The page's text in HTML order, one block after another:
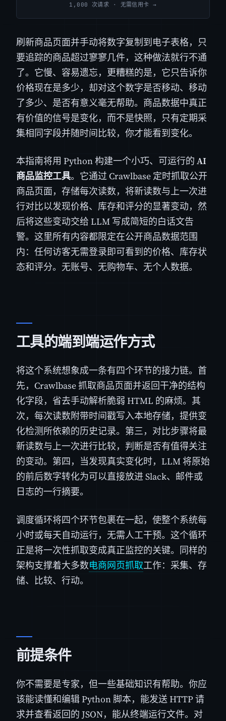
1,000 次请求 · 无需信用卡 →
刷新商品页面并手动将数字复制到电子表格，只
要追踪的商品超过寥寥几件，这种做法就行不通
了。它慢、容易遗忘，更糟糕的是，它只告诉你
价格现在是多少，却对这个数字是否移动、移动
了多少、是否有意义毫无帮助。商品数据中真正
有价值的信号是变化，而不是快照，只有定期采
集相同字段并随时间比较，你才能看到变化。
本指南将用 Python 构建一个小巧、可运行的 AI
商品监控工具。它通过 Crawlbase 定时抓取公开
商品页面，存储每次读数，将新读数与上一次进
行对比以发现价格、库存和评分的显著变动，然
后将这些变动交给 LLM 写成简短的白话文告
警。这里所有内容都限定在公开商品数据范围
内：任何访客无需登录即可看到的价格、库存状
态和评分。无账号、无购物车、无个人数据。
工具的端到端运作方式
将这个系统想象成一条有四个环节的接力链。首
先，Crawlbase 抓取商品页面并返回干净的结构
化字段，省去手动解析脆弱 HTML 的麻烦。其
次，每次读数附带时间戳写入本地存储，提供变
化检测所依赖的历史记录。第三，对比步骤将最
新读数与上一次进行比较，判断是否有值得关注
的变动。第四，当发现真实变化时，LLM 将原始
的前后数字转化为可以直接放进 Slack、邮件或
日志的一行摘要。
调度循环将四个环节包裹在一起，使整个系统每
小时或每天自动运行，无需人工干预。这个循环
正是将一次性抓取变成真正监控的关键。同样的
架构支撑着大多数电商网页抓取工作：采集、存
储、比较、行动。
前提条件
你不需要是专家，但一些基础知识有帮助。你应
该能读懂和编辑 Python 脚本，能发送 HTTP 请
求并查看返回的 JSON，能从终端运行文件。对